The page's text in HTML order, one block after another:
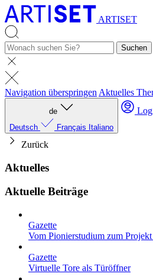
ARTISET
Suchen
Navigation überspringen Aktuelles
de
Deutsch
Français Italiano
Zurück
Aktuelles
Aktuelle Beiträge
Gazette
Vom Pionierstudium zum
Gazette
Virtuelle Tore als Türöffner